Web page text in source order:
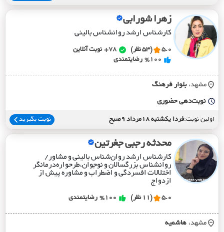
زهرا شورابی
کارشناس ارشد روانشناس بالینی
5.0 (53 نظر) 78+
نوبت آنلاین
%100 رضایتمندی
مشهد، بلوار فرهنگ
نوبت‌دهی حضوری
اولین نوبت:فردا یکشنبه 18مرداد 9صبح نوبت بگیرید
محدثه رجبی جغرتین
کارشناس ارشد روان‌شناس بالینی و مشاور/
روانشناس بزرگسالان و نوجوان،طرحواره‌درمانگر
اختلالات افسردگی و اضطراب و مشاوره پیش از
ازدواج
5.0 (11 نظر) %100 رضایتمندی
مشهد، هاشميه